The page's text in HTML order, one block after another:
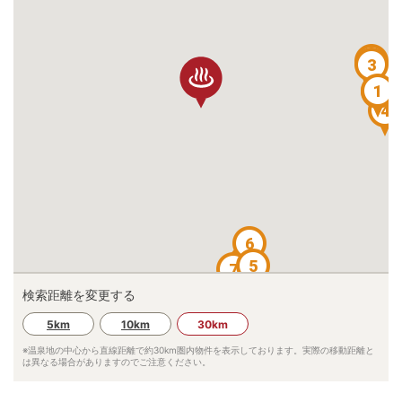
1
2
3
4
5
6
7
8
9
10
検索距離を変更する
5km 10km 30km
※温泉地の中心から直線距離で約30km圏内物件を表示しております。実際の移動距離と
は異なる場合がありますのでご注意ください。